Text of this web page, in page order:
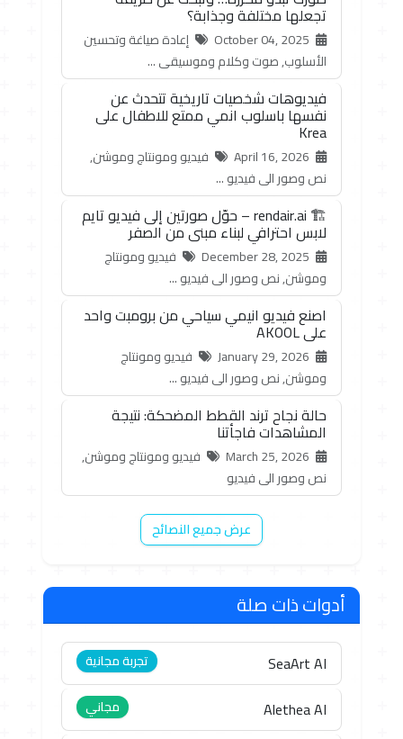
تجعلها مختلفة وجذابة؟
إعادة صياغة وتحسين
الأسلوب, صوت وكلام وموسيقى ...
فيديوهات شخصيات تاريخية تتحدث عن
نفسها باسلوب انمي ممتع للاطفال على
Krea
فيديو ومونتاج وموشن,
نص وصور الى فيديو ...
🏗️ rendair.ai – حوّل صورتين إلى فيديو تايم
لابس احترافي لبناء مبنى من الصفر
فيديو ومونتاج
وموشن, نص وصور الى فيديو ...
اصنع فيديو انيمي سياحي من برومبت واحد
على AKOOL
فيديو ومونتاج
وموشن, نص وصور الى فيديو ...
حالة نجاح ترند القطط المضحكة: نتيجة
المشاهدات فاجأتنا
فيديو ومونتاج وموشن,
نص وصور الى فيديو
عرض جميع النصائح
أدوات ذات صلة
SeaArt AI تجربة مجانية
Alethea AI مجاني